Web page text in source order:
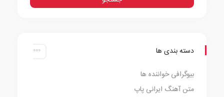
دسته بندی ها
بیوگرافی خواننده ها
متن آهنگ ایرانی پاپ